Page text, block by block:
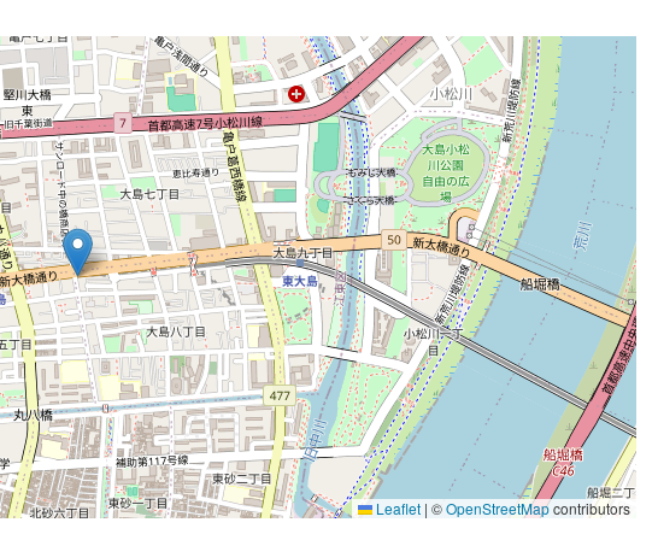
Leaflet | ©OpenStreetMapcontributors